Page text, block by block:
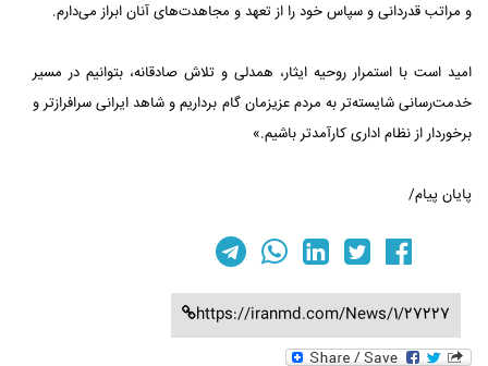
و مراتب قدردانی و سپاس خود را از تعهد و مجاهدت‌های آنان ابراز می‌دارم.
امید است با استمرار روحیه ایثار، همدلی و تلاش صادقانه، بتوانیم در مسیر
خدمت‌رسانی شایسته‌تر به مردم عزیزمان گام برداریم و شاهد ایرانی سرافرازتر و
برخوردار از نظام اداری کارآمدتر باشیم.»
پایان پیام/
https://iranmd.com/News/1/27227